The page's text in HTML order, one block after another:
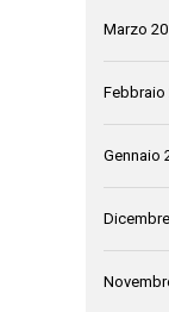
Marzo
Febbraio
Gennaio